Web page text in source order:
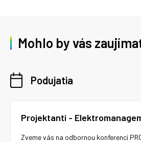
Mohlo by vás
Podujatia
Projektanti -
Zveme vás na odbornou konferenci